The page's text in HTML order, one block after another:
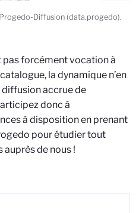
Diffusion (data.progedo).
pas forcément vocation à
la dynamique n’en
diffusion accrue de
donc à
à disposition en prenant
pour étudier tout
de nous !